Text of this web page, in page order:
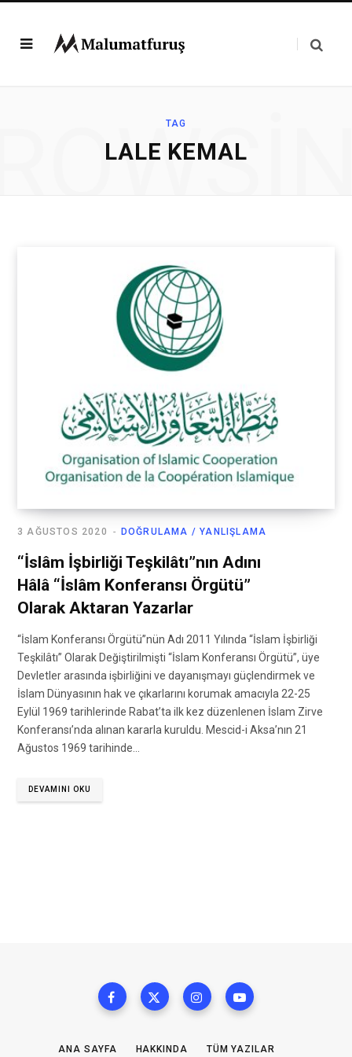
TAG
LALE KEMAL
DOĞRULAMA / YANLIŞLAMA
3 AĞUSTOS 2020
“İslâm İşbirliği Teşkilâtı”nın Adını
Hâlâ “İslâm Konferansı Örgütü”
Olarak Aktaran Yazarlar
“İslam Konferansı Örgütü”nün Adı 2011 Yılında “İslam İşbirliği
Teşkilâtı” Olarak Değiştirilmişti “İslam Konferansı Örgütü”, üye
Devletler arasında işbirliğini ve dayanışmayı güçlendirmek ve
İslam Dünyasının hak ve çıkarlarını korumak amacıyla 22-25
Eylül 1969 tarihlerinde Rabat’ta ilk kez düzenlenen İslam Zirve
Konferansı’nda alınan kararla kuruldu. Mescid-i Aksa’nın 21
Ağustos 1969 tarihinde…
DEVAMINI OKU
ANA SAYFA HAKKINDA TÜM YAZILAR